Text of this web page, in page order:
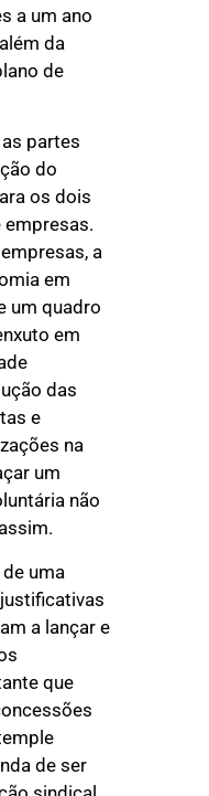
a um ano
da
de
partes
do
os dois
empresas.
a
em
um quadro
em
das
e
na
um
não
uma
a lançar e
que
de ser